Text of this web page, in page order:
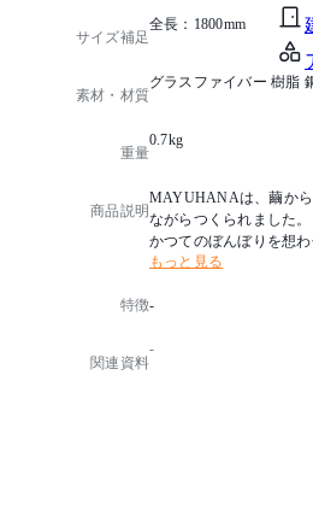
サイズ補足
全長：1800mm
素材・材質
グラスファイバー 樹脂
重量
0.7kg
商品説明
MAYUHANAは、繭か
ながらつくられました。
かつてのぼんぼりを想
のシェルターを透過す
谷崎潤一郎の「陰翳礼
デザイナ： 伊東 豊雄
もっと見る
特徴-
関連資料
-